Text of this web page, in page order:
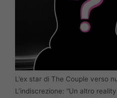
L’ex star di The Couple verso
L’indiscrezione: “Un altro